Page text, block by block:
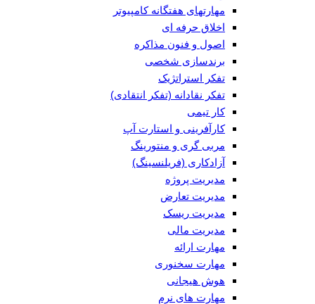
مهارتهای هفتگانه کامپیوتر
اخلاق حرفه ای
اصول و فنون مذاکره
برندسازی شخصی
تفکر استراتژیک
تفکر نقادانه (تفکر انتقادی)
کار تیمی
کارآفرینی و استارت آپ
مربی گری و منتورینگ
آزادکاری (فریلنسینگ)
مدیریت پروژه
مدیریت تعارض
مدیریت ریسک
مدیریت مالی
مهارت ارائه
مهارت سخنوری
هوش هیجانی
مهارت های نرم